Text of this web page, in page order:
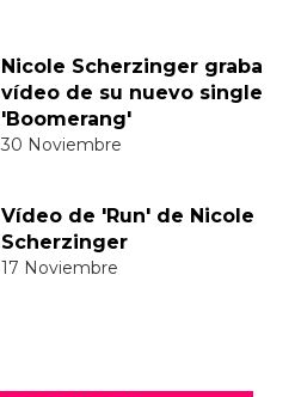
Nicole Scherzinger graba
vídeo de su nuevo single
'Boomerang'
30 Noviembre
Vídeo de 'Run' de Nicole
Scherzinger
17 Noviembre